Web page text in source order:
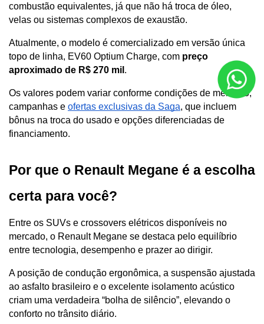
combustão equivalentes, já que não há troca de óleo,
velas ou sistemas complexos de exaustão.
Atualmente, o modelo é comercializado em versão única
topo de linha, EV60 Optium Charge, com preço
aproximado de R$ 270 mil .
Os valores podem variar conforme condições de mercado,
campanhas e ofertas exclusivas da Saga, que incluem
bônus na troca do usado e opções diferenciadas de
financiamento.
Por que o Renault Megane é a escolha
certa para você?
Entre os SUVs e crossovers elétricos disponíveis no
mercado, o Renault Megane se destaca pelo equilíbrio
entre tecnologia, desempenho e prazer ao dirigir.
A posição de condução ergonômica, a suspensão ajustada
ao asfalto brasileiro e o excelente isolamento acústico
criam uma verdadeira “bolha de silêncio”, elevando o
conforto no trânsito diário.